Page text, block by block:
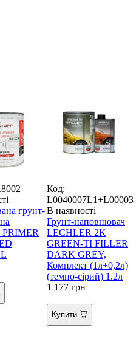
грунт-
Код:
В наявності
Грунт-наповнювач
LECHLER 2K
GREEN-TI FILLER
DARK GREY,
Комплект (1л+0,2л)
(темно-сірий) 1.2л
1 177 грн
Купити